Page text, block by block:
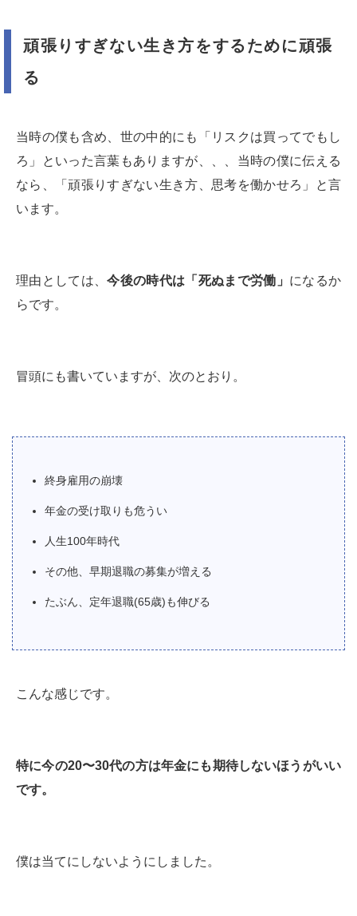
頑張りすぎない生き方をするために頑張
る
当時の僕も含め、世の中的にも「リスクは買ってでもし
ろ」といった言葉もありますが、、、当時の僕に伝える
なら、「頑張りすぎない生き方、思考を働かせろ」と言
います。
理由としては、今後の時代は「死ぬまで労働」 になるか
らです。
冒頭にも書いていますが、次のとおり。
終身雇用の崩壊
年金の受け取りも危うい
人生100年時代
その他、早期退職の募集が増える
たぶん、定年退職(65歳)も伸びる
こんな感じです。
特に今の20〜30代の方は年金にも期待しないほうがいい
です。
僕は当てにしないようにしました。